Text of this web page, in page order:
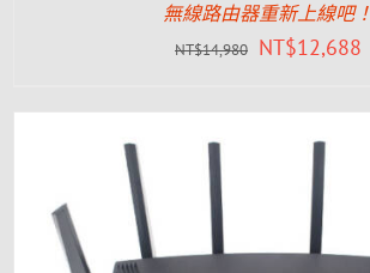
無線路由器重新上線吧！
NT$14,980 NT$12,688